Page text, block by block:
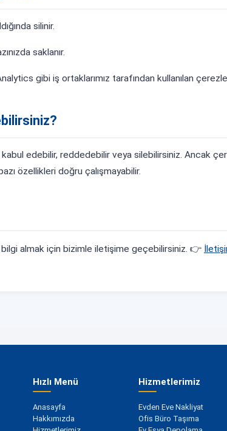
silinir.
saklanır.
gibi iş ortaklarımız tarafından kullanılan
kabul edebilir, reddedebilir veya silebilirsiniz. Ancak
özellikleri doğru çalışmayabilir.
almak için bizimle iletişime geçebilirsiniz. 👉
Hızlı Menü
Anasayfa
Hakkımızda
Hizmetlerimiz
Evden Eve Nakliyat
Ofis Büro Taşıma